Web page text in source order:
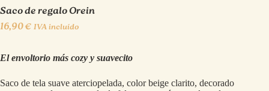
Saco de regalo Orein
16,90€ IVA incluído
El envoltorio más cozy y suavecito
Saco de tela suave aterciopelada, color beige clarito, decorado